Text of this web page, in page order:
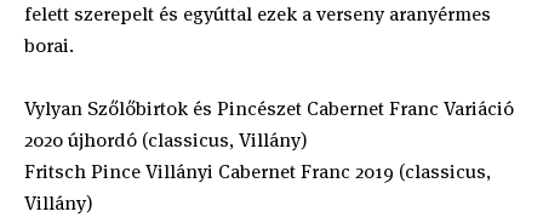
felett szerepelt és egyúttal ezek a verseny aranyérmes
borai.
Vylyan Szőlőbirtok és Pincészet Cabernet Franc Variáció
2020 újhordó (classicus, Villány)
Fritsch Pince Villányi Cabernet Franc 2019 (classicus,
Villány)